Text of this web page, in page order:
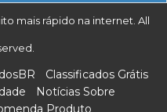
mais rápido na internet. All
Classificados Grátis
Notícias Sobre
Produto